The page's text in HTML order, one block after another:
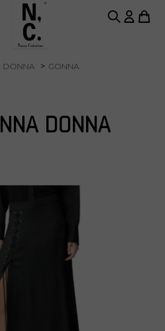
DONNA GONNA
DONNA